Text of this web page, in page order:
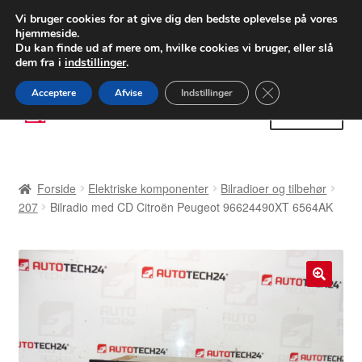
LEVERING fra 55 kr.
FEDEX verdensomspændende forsendelse
80 82 72 02
Spring
til
Spring
til
Betalinger
Klageprocedure
Forside Elektriske komponenter
Bilradioer og tilbehør
207
Bilradio med CD Citroën Peugeot 96624490XT 6564AK
Vi bruger cookies for at give dig den bedste oplevelse på vores
hjemmeside.
Du kan finde ud af mere om, hvilke cookies vi bruger, eller slå
dem fra i indstillinger.
Acceptere Afvise Indstillinger Close GDPR